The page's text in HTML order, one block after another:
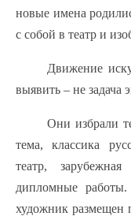
новые имена
с собой в театр и
Движение
выявить – не задача
Они избрали
тема, классика
театр,
дипломные
художник размещен